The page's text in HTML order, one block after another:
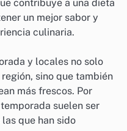
Por ejemplo, los
deben mantenerse
de su fecha de
frescos
un mayor contenido
contribuye a una dieta